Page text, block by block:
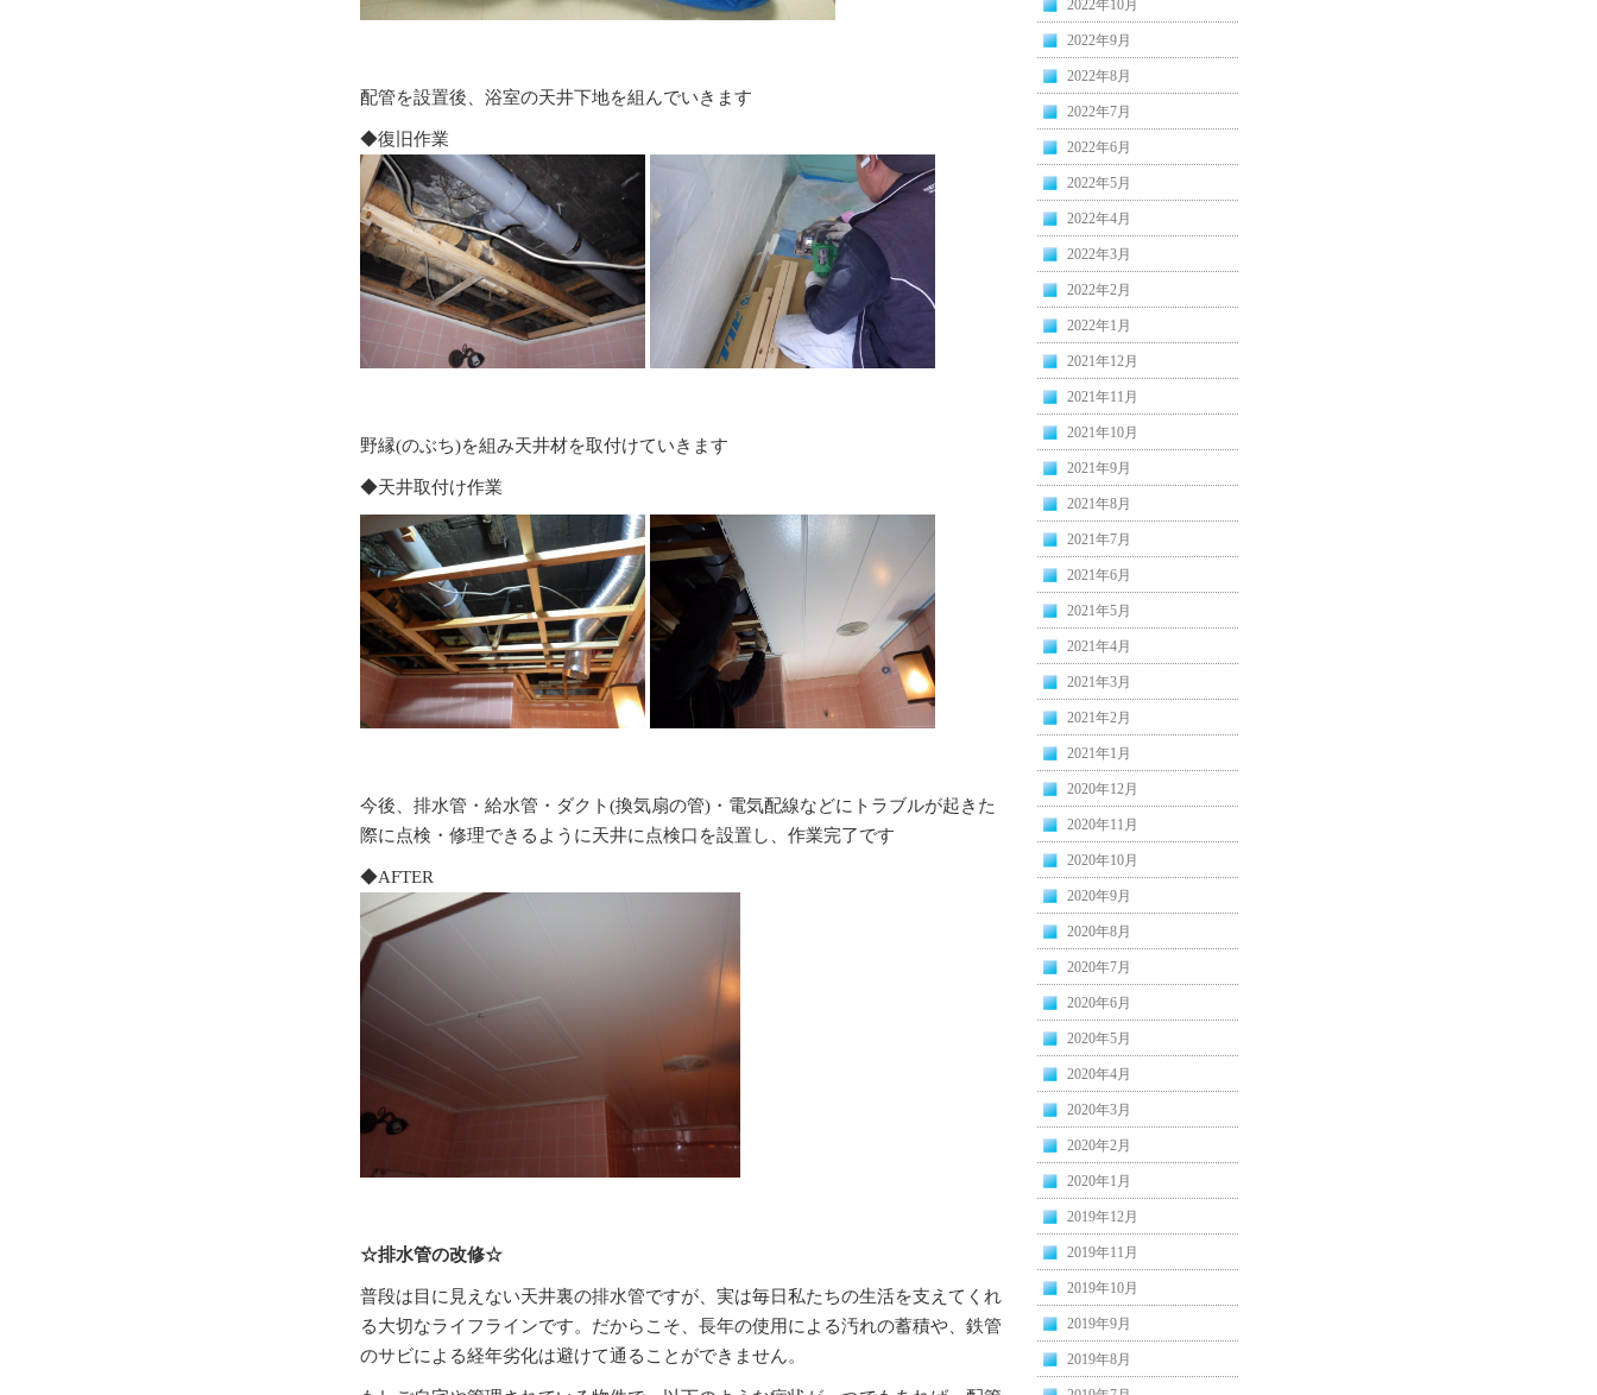
配管を設置後、浴室の天井下地を組んでいきます
◆復旧作業
野縁(のぶち)を組み天井材を取付けていきます
◆天井取付け作業
今後、排水管・給水管・ダクト(換気扇の管)・電気配線などにトラブルが起きた
際に点検・修理できるように天井に点検口を設置し、作業完了です
◆AFTER
☆排水管の改修☆
普段は目に見えない天井裏の排水管ですが、実は毎日私たちの生活を支えてくれ
る大切なライフラインです。だからこそ、長年の使用による汚れの蓄積や、鉄管
のサビによる経年劣化は避けて通ることができません。
2022年10月
2022年9月
2022年8月
2022年7月
2022年6月
2022年5月
2022年4月
2022年3月
2022年2月
2022年1月
2021年12月
2021年11月
2021年10月
2021年9月
2021年8月
2021年7月
2021年6月
2021年5月
2021年4月
2021年3月
2021年2月
2021年1月
2020年12月
2020年11月
2020年10月
2020年9月
2020年8月
2020年7月
2020年6月
2020年5月
2020年4月
2020年3月
2020年2月
2020年1月
2019年12月
2019年11月
2019年10月
2019年9月
2019年8月